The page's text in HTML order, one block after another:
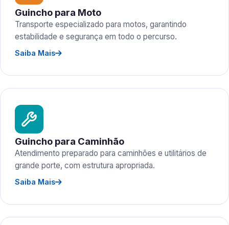
Guincho para Moto
Transporte especializado para motos, garantindo
estabilidade e segurança em todo o percurso.
Saiba Mais
Guincho para Caminhão
Atendimento preparado para caminhões e utilitários de
grande porte, com estrutura apropriada.
Saiba Mais